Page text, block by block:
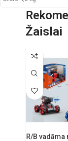
Materiāls: PVC, velūrs
Maksimālā slodze: 272
Žaislai
R/B vadāma